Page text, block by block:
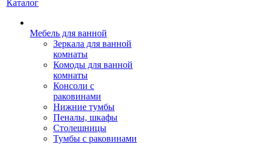
Каталог
Мебель для ванной
Зеркала для ванной
комнаты
Комоды для ванной
комнаты
Консоли с
раковинами
Нижние тумбы
Пеналы, шкафы
Столешницы
Тумбы с раковинами